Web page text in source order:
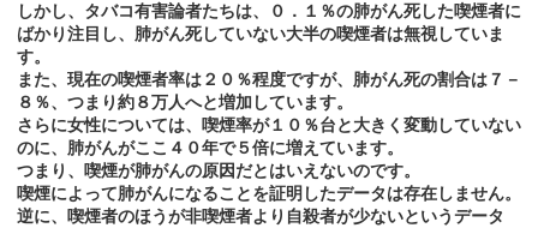
しかし、タバコ有害論者たちは、０．１％の肺がん死した喫煙者に
ばかり注目し、肺がん死していない大半の喫煙者は無視していま
す。
また、現在の喫煙者率は２０％程度ですが、肺がん死の割合は７－
８％、つまり約８万人へと増加しています。
さらに女性については、喫煙率が１０％台と大きく変動していない
のに、肺がんがここ４０年で５倍に増えています。
つまり、喫煙が肺がんの原因だとはいえないのです。
喫煙によって肺がんになることを証明したデータは存在しません。
逆に、喫煙者のほうが非喫煙者より自殺者が少ないというデータ